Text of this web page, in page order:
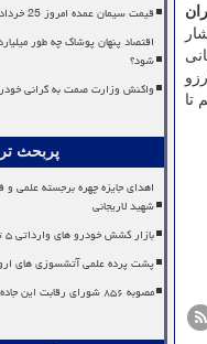
تا
قیمت سیمان عمده امروز 25 خرداد 1405
اقتصاد پنهان پوشاک چه طور
شود؟
واکنش وزارت صمت به گرانی
پربحث
اهدای جایزه چهره برجسته علمی و
شهید لاریجانی
بازار کشش خودرو های وارداتی ۵ تا ۱۰ میلیارد تومانی را ندارد
پشت پرده علمی آتشسوزی های
مصوبه ۸۵۶ شورای رقابت این جاده یک طرفه است